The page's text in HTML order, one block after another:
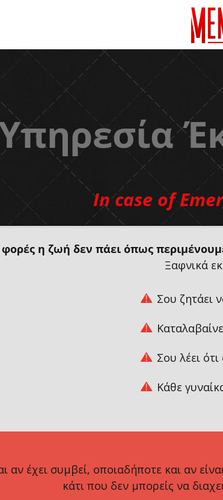
In case of
η ζωή δεν πάει όπως
Ξαφνικά
Σου ζητάει
Σου λέει
Κάθε
αν έχει συμβεί, οποιαδήποτε και αν
κάτι που δεν μπορείς να